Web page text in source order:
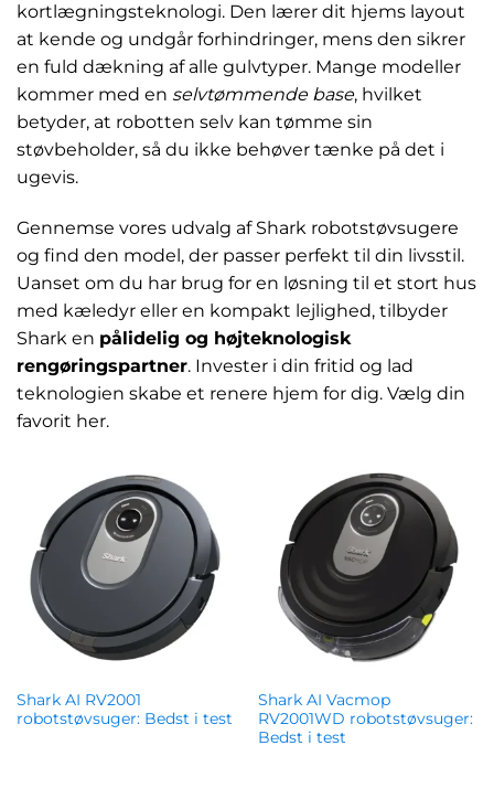
kortlægningsteknologi. Den lærer dit hjems layout
at kende og undgår forhindringer, mens den sikrer
en fuld dækning af alle gulvtyper. Mange modeller
kommer med en selvtømmende base, hvilket
betyder, at robotten selv kan tømme sin
støvbeholder, så du ikke behøver tænke på det i
ugevis.
Gennemse vores udvalg af Shark robotstøvsugere
og find den model, der passer perfekt til din livsstil.
Uanset om du har brug for en løsning til et stort hus
med kæledyr eller en kompakt lejlighed, tilbyder
Shark en pålidelig og højteknologisk
rengøringspartner. Invester i din fritid og lad
teknologien skabe et renere hjem for dig. Vælg din
favorit her.
Shark AI RV2001
robotstøvsuger: Bedst i test
Shark AI Vacmop
RV2001WD robotstøvsuger:
Bedst i test